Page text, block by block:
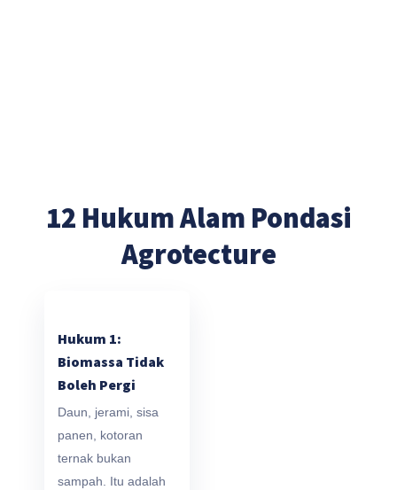
12 Hukum Alam Pondasi
Agrotecture
Hukum 1:
Biomassa Tidak
Boleh Pergi
Daun, jerami, sisa
panen, kotoran
ternak bukan
sampah. Itu adalah